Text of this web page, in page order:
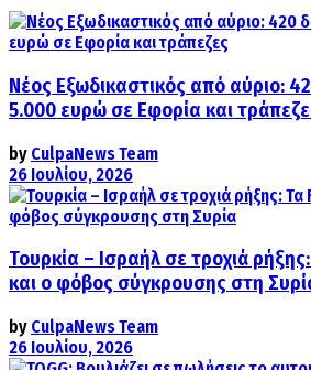
Νέος Εξωδικαστικός από αύριο:
5.000 ευρώ σε Εφορία και
by CulpaNews Team
26 Ιουλίου, 2026
Τουρκία – Ισραήλ σε τροχιά
και ο φόβος σύγκρουσης στη
by CulpaNews Team
26 Ιουλίου, 2026